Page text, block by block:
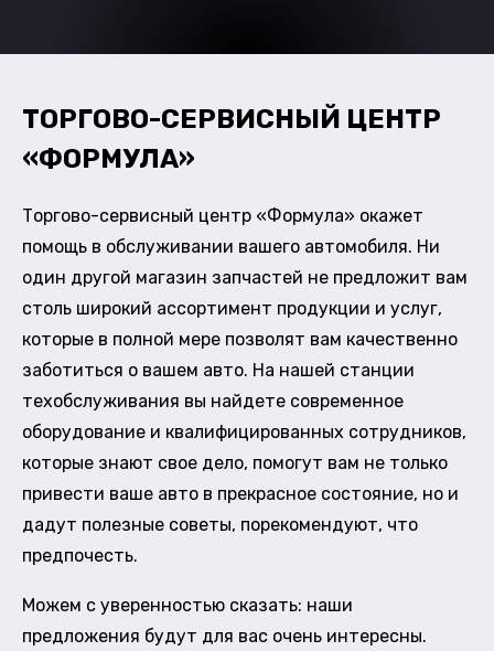
ТОРГОВО-СЕРВИСНЫЙ ЦЕНТР
«ФОРМУЛА»
Торгово-сервисный центр «Формула» окажет
помощь в обслуживании вашего автомобиля. Ни
один другой магазин запчастей не предложит вам
столь широкий ассортимент продукции и услуг,
которые в полной мере позволят вам качественно
заботиться о вашем авто. На нашей станции
техобслуживания вы найдете современное
оборудование и квалифицированных сотрудников,
которые знают свое дело, помогут вам не только
привести ваше авто в прекрасное состояние, но и
дадут полезные советы, порекомендуют, что
предпочесть.
Можем с уверенностью сказать: наши
предложения будут для вас очень интересны.